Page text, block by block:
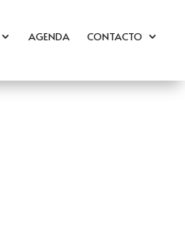
AGENDA CONTACTO